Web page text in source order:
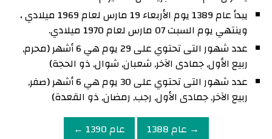
يبدأ عام 1389 يوم الأربعاء 19 مارس لعام 1969 ميلادي ،
وينتهي يوم السبت 07 مارس لعام 1970 ميلادي.
عدد شهور التى تحتوي على 29 يوم هي 6 أشهر (محرم,
ربيع الأول, جمادى الآخر, شعبان, شوال, ذو الحجة)
عدد شهور التى تحتوي على 30 يوم هي 6 أشهر (صفر,
ربيع الآخر, جمادى الأول, رجب, رمضان, ذو القعدة)
→ عام 1388
عام 1390 ←